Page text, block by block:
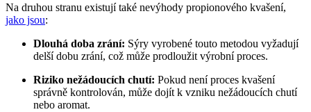
Na druhou stranu existují také nevýhody propionového kvašení,
jako jsou:
Dlouhá doba zrání: Sýry vyrobené touto metodou vyžadují
delší dobu zrání, což může prodloužit výrobní proces.
Riziko nežádoucích chutí: Pokud není proces kvašení
správně kontrolován, může dojít k vzniku nežádoucích chutí
nebo aromat.